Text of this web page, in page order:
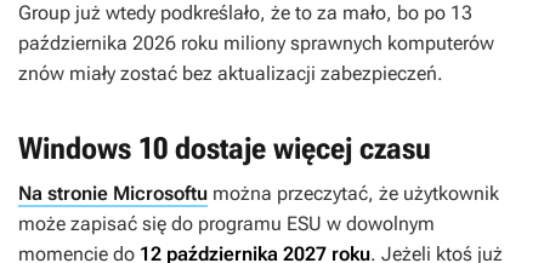
Group już wtedy podkreślało, że to za mało, bo po 13
października 2026 roku miliony sprawnych komputerów
znów miały zostać bez aktualizacji zabezpieczeń.
Windows 10 dostaje więcej czasu
Na stronie Microsoftu można przeczytać, że użytkownik
może zapisać się do programu ESU w dowolnym
momencie do 12 października 2027 roku. Jeżeli ktoś już